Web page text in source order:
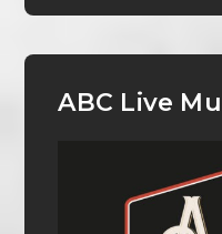
ABC Live